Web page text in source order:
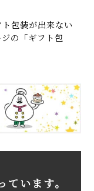
包装が出来ない
の「ギフト包
います。